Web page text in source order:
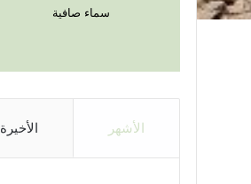
سماء صافية
الأشهر الأخيرة